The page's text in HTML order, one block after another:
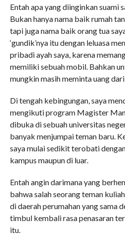
Entah apa yang diinginkan suami
Bukan hanya nama baik rumah
tapi juga nama baik orang tua
‘gundik’nya itu dengan leluasa
pribadi ayah saya, karena
memiliki sebuah mobil. Bahkan
mungkin masih meminta uang dari
Di tengah kebingungan, saya
mengikuti program Magister
dibuka di sebuah universitas
banyak menjumpai teman baru.
saya mulai sedikit terobati
kampus maupun di luar.
Entah angin darimana yang
bahwa salah seorang teman
di daerah perumahan yang sama
timbul kembali rasa penasaran
itu.